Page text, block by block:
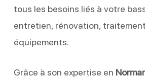
tous les besoins liés à votre
entretien, rénovation,
équipements.
Grâce à son expertise en